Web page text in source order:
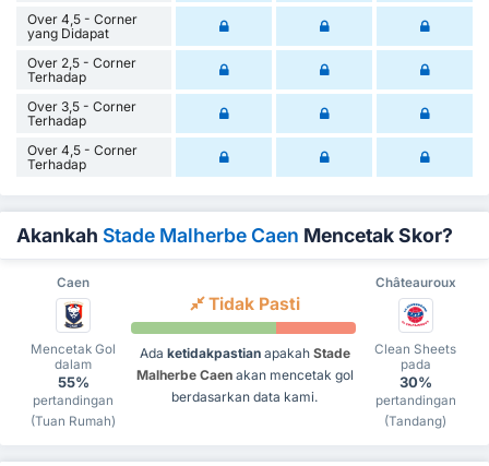
Over 4,5 - Corner
yang Didapat
Over 2,5 - Corner
Terhadap
Over 3,5 - Corner
Terhadap
Over 4,5 - Corner
Terhadap
Akankah Stade Malherbe Caen Mencetak Skor?
Caen Châteauroux
Mencetak Gol
dalam
55%
pertandingan
(Tuan Rumah)
Tidak Pasti
Ada ketidakpastianapakah Stade
Malherbe Caenakan mencetak gol
berdasarkan data kami.
Clean Sheets
pada
30%
pertandingan
(Tandang)